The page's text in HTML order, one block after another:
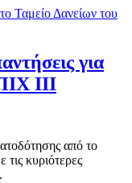
για
ΙΙΙ
από το
κυριότερες